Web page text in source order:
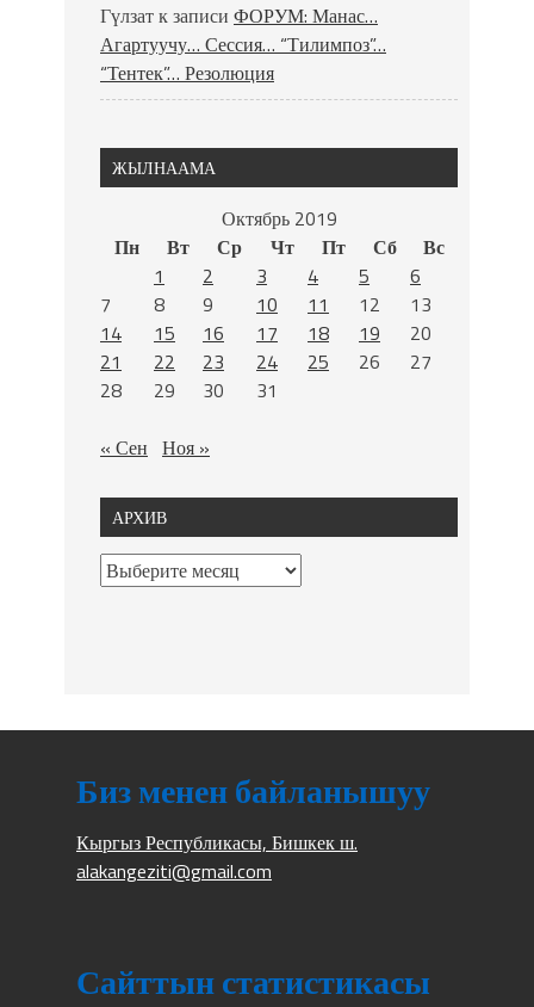
Гүлзатк записи ФОРУМ: Манас…
Агартуучу… Сессия… “Тилимпоз”…
“Тентек”… Резолюция
ЖЫЛНААМА
Октябрь 2019
Пн
Вт Ср Чт Пт Сб
Вс
1
2 3 4 5
6
7
8 9 10 11 12
13
14
15 16 17 18 19
20
21
22 23 24 25 26
27
28
29 30
31
« Сен Ноя »
АРХИВ
Биз менен байланышуу
Кыргыз Республикасы, Бишкек ш.
alakangeziti@gmail.com
Сайттын статистикасы